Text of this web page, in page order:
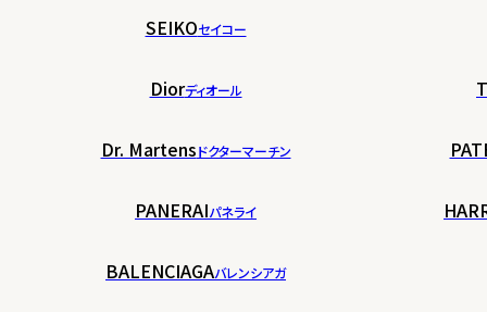
SEIKOセイコー
Diorディオール
Dr. Martensドクターマーチン
PANERAIパネライ
BALENCIAGAバレンシアガ